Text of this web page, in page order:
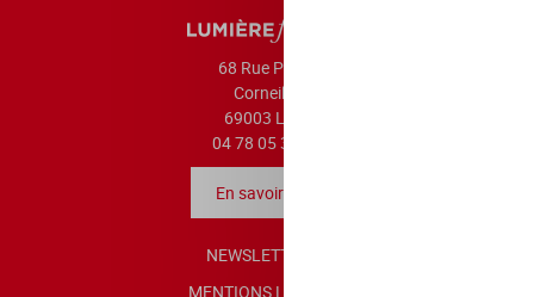
68 Rue Pierre
Corneille,
69003 Lyon
04 78 05 38 40
En savoir plus
NEWSLETTER
MENTIONS LÉGALES